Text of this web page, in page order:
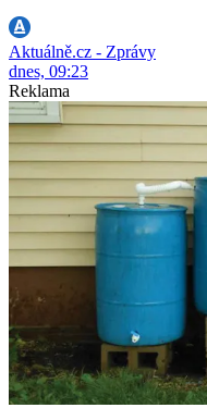
Aktuálně.cz - Zprávy
dnes, 09:23
Reklama